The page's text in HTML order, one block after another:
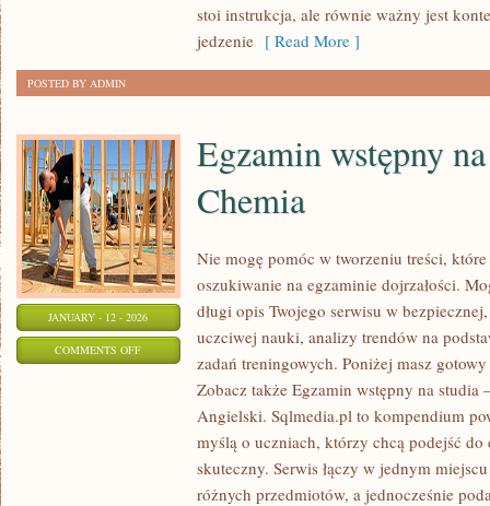
stoi instrukcja, ale równie ważny jest
jedzenie [ Read More ]
POSTED BY ADMIN
JANUARY - 12 - 2026
COMMENTS OFFON
Egzamin wstępny
Chemia
Nie mogę pomóc w tworzeniu treści,
oszukiwanie na egzaminie dojrzałości.
długi opis Twojego serwisu w
uczciwej nauki, analizy trendów na
zadań treningowych. Poniżej masz
Zobacz także Egzamin wstępny na
Angielski. Sqlmedia.pl to kompendium
myślą o uczniach, którzy chcą podejść
skuteczny. Serwis łączy w jednym
różnych przedmiotów, a jednocześnie